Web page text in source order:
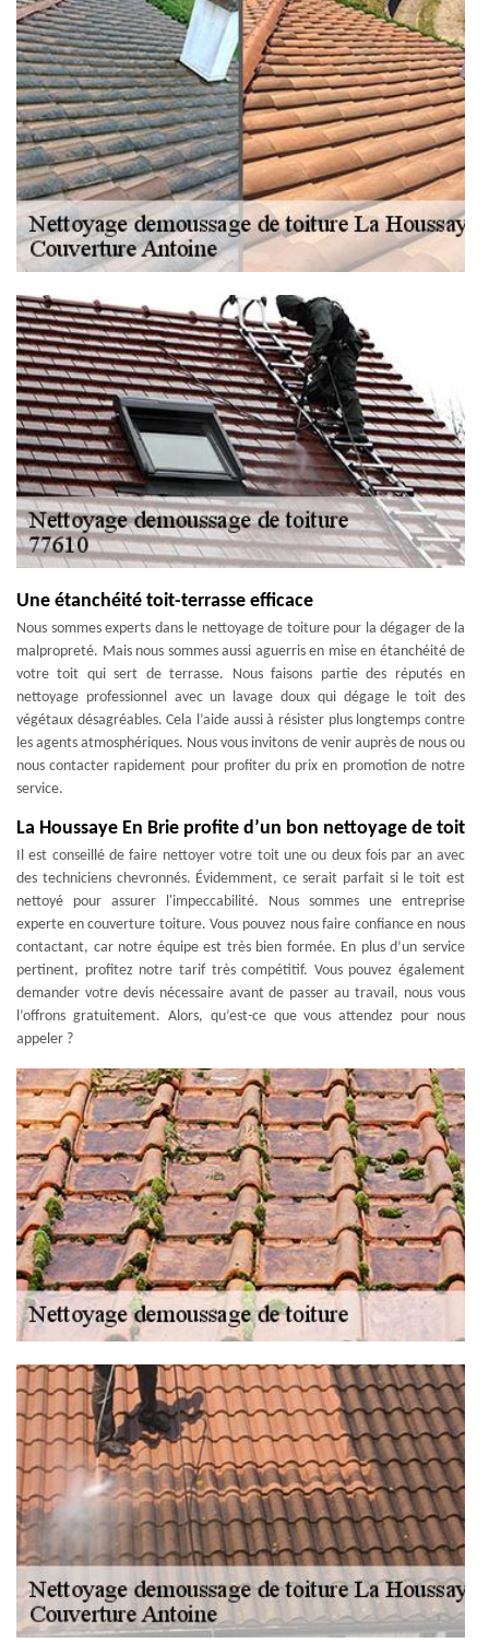
Une étanchéité toit-terrasse efficace
Nous sommes experts dans le nettoyage de toiture pour la dégager de la
malpropreté. Mais nous sommes aussi aguerris en mise en étanchéité de
votre toit qui sert de terrasse. Nous faisons partie des réputés en
nettoyage professionnel avec un lavage doux qui dégage le toit des
végétaux désagréables. Cela l’aide aussi à résister plus longtemps contre
les agents atmosphériques. Nous vous invitons de venir auprès de nous ou
nous contacter rapidement pour profiter du prix en promotion de notre
service.
La Houssaye En Brie profite d’un bon nettoyage de toit
Il est conseillé de faire nettoyer votre toit une ou deux fois par an avec
des techniciens chevronnés. Évidemment, ce serait parfait si le toit est
nettoyé pour assurer l'impeccabilité. Nous sommes une entreprise
experte en couverture toiture. Vous pouvez nous faire confiance en nous
contactant, car notre équipe est très bien formée. En plus d’un service
pertinent, profitez notre tarif très compétitif. Vous pouvez également
demander votre devis nécessaire avant de passer au travail, nous vous
l’offrons gratuitement. Alors, qu’est-ce que vous attendez pour nous
appeler ?